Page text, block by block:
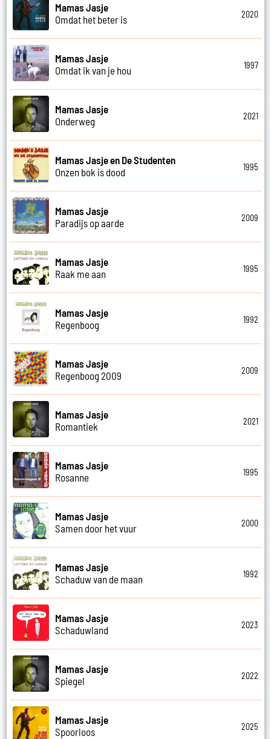
Mamas Jasje
Omdat het beter is
2020
Mamas Jasje
Omdat ik van je hou
1997
Mamas Jasje
Onderweg
2021
Mamas Jasje en De Studenten
Onzen bok is dood
1995
Mamas Jasje
Paradijs op aarde
2009
Mamas Jasje
Raak me aan
1995
Mamas Jasje
Regenboog
1992
Mamas Jasje
Regenboog 2009
2009
Mamas Jasje
Romantiek
2021
Mamas Jasje
Rosanne
1995
Mamas Jasje
Samen door het vuur
2000
Mamas Jasje
Schaduw van de maan
1992
Mamas Jasje
Schaduwland
2023
Mamas Jasje
Spiegel
2022
Mamas Jasje
Spoorloos
2025